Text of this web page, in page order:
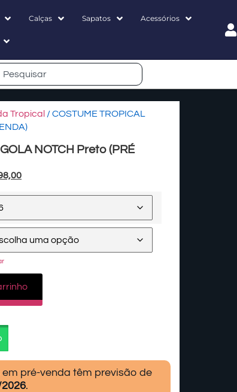
Calças Sapatos Acessórios
Tropical / COSTUME TROPICAL
NOTCH Preto (PRÉ
em pré-venda têm previsão de
.